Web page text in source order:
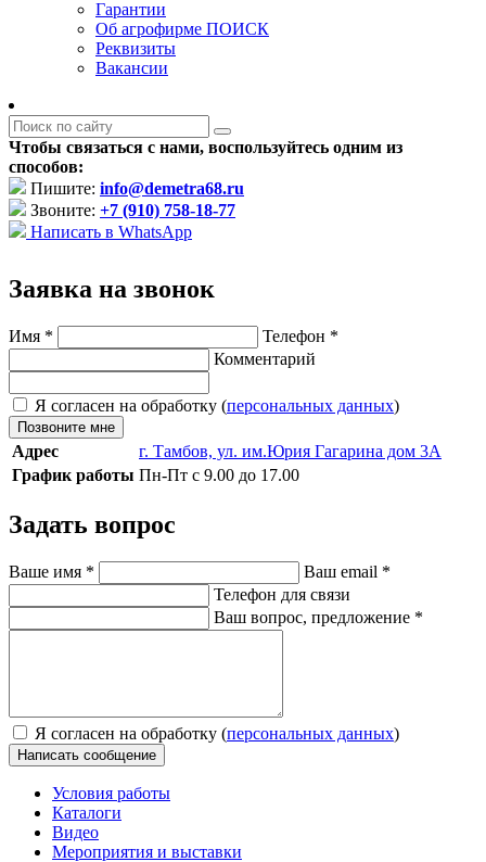
Гарантии
Об агрофирме ПОИСК
Реквизиты
Вакансии
Чтобы связаться с нами, воспользуйтесь одним из
способов:
Пишите: info@demetra68.ru
Звоните: +7 (910) 758-18-77
Написать в WhatsApp
Заявка на звонок
Имя * Телефон *
Комментарий
Я согласен на обработку (персональных данных)
Позвоните мне
Адрес
г. Тамбов, ул. им.Юрия Гагарина дом 3А
График работы Пн-Пт с 9.00 до 17.00
Задать вопрос
Ваше имя * Ваш email *
Телефон для связи
Ваш вопрос, предложение *
Я согласен на обработку (персональных данных)
Написать сообщение
Условия работы
Каталоги
Видео
Мероприятия и выставки